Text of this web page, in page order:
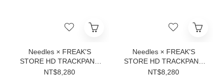
Needles × FREAK'S
STORE HD TRACKPANT
靛藍牛仔布 白線 運動褲 燈
NT$8,280
Needles × FREAK'S
STORE HD TRACKPANT
黑牛仔布 白線 運動褲 燈籠
NT$8,280